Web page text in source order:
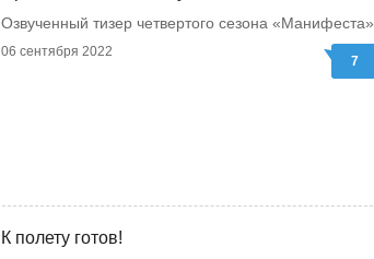
Озвученный тизер четвертого сезона «Манифеста»
06 сентября 2022
7
К полету готов!